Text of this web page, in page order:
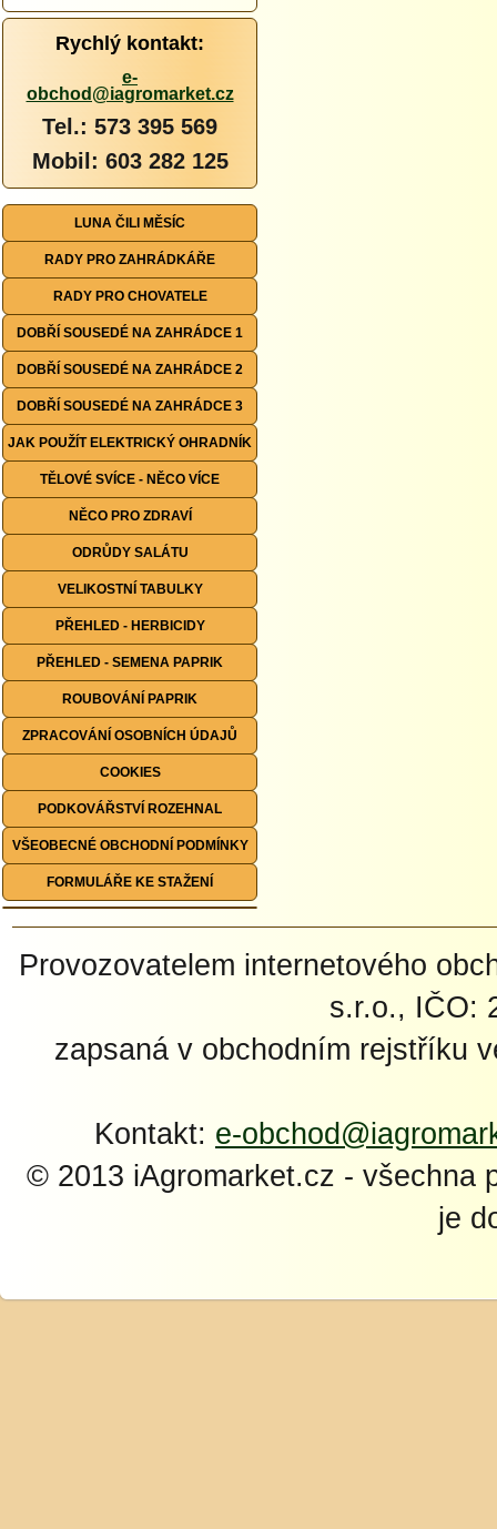
Rychlý kontakt:
e-
obchod@iagromarket.cz
Tel.: 573 395 569
Mobil: 603 282 125
LUNA ČILI MĚSÍC
RADY PRO ZAHRÁDKÁŘE
RADY PRO CHOVATELE
DOBŘÍ SOUSEDÉ NA ZAHRÁDCE 1
DOBŘÍ SOUSEDÉ NA ZAHRÁDCE 2
DOBŘÍ SOUSEDÉ NA ZAHRÁDCE 3
JAK POUŽÍT ELEKTRICKÝ OHRADNÍK
TĚLOVÉ SVÍCE - NĚCO VÍCE
NĚCO PRO ZDRAVÍ
ODRŮDY SALÁTU
VELIKOSTNÍ TABULKY
PŘEHLED - HERBICIDY
PŘEHLED - SEMENA PAPRIK
ROUBOVÁNÍ PAPRIK
ZPRACOVÁNÍ OSOBNÍCH ÚDAJŮ
COOKIES
PODKOVÁŘSTVÍ ROZEHNAL
VŠEOBECNÉ OBCHODNÍ PODMÍNKY
FORMULÁŘE KE STAŽENÍ
Provozovatelem internetového
s.r.o., IČO:
zapsaná v obchodním rejstříku
Kontakt: e-
© 2013 iAgromarket.cz - všechna
je